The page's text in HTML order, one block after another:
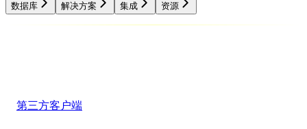
数据库 解决方案 集成 资源
第三方客户端